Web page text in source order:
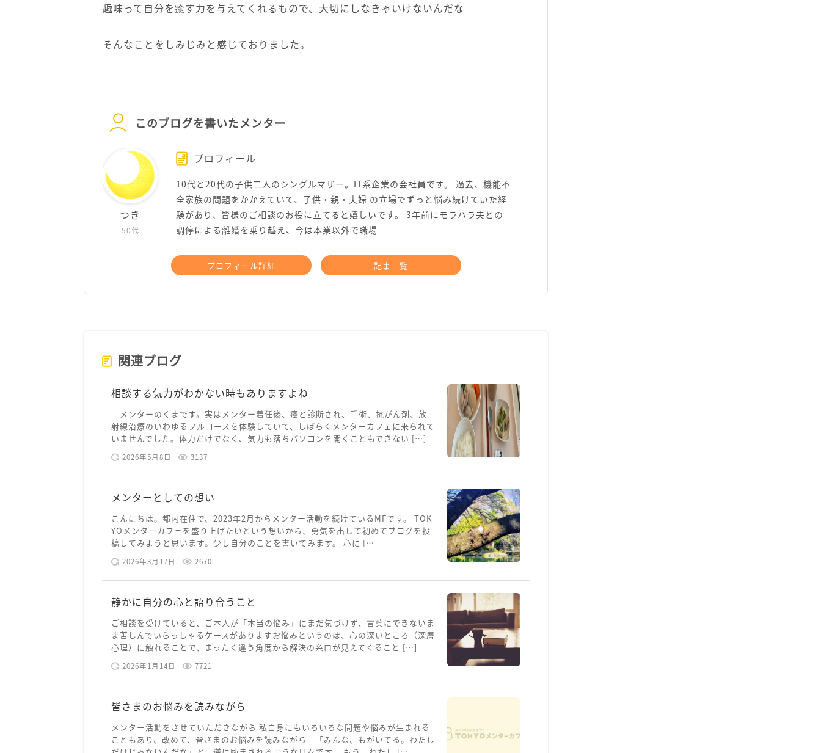
趣味って自分を癒す力を与えてくれるもので、大切にしなきゃいけないんだな
そんなことをしみじみと感じておりました。
このブログを書いたメンター
つき
50代
プロフィール
10代と20代の子供二人のシングルマザー。IT系企業の会社員です。 過去、機能不
全家族の問題をかかえていて、子供・親・夫婦 の立場でずっと悩み続けていた経
験があり、皆様のご相談のお役に立てると嬉しいです。 3年前にモラハラ夫との
調停による離婚を乗り越え、今は本業以外で職場
プロフィール詳細 記事一覧
関連ブログ
相談する気力がわかない時もありますよね
メンターのくまです。実はメンター着任後、癌と診断され、手術、抗がん剤、放
射線治療のいわゆるフルコースを体験していて、しばらくメンターカフェに来られて
いませんでした。体力だけでなく、気力も落ちパソコンを開くこともできない […]
2026年5月8日 3137
メンターとしての想い
こんにちは。都内在住で、2023年2月からメンター活動を続けているMFです。 TOK
YOメンターカフェを盛り上げたいという想いから、勇気を出して初めてブログを投
稿してみようと思います。少し自分のことを書いてみます。 心に […]
2026年3月17日 2670
静かに自分の心と語り合うこと
ご相談を受けていると、ご本人が「本当の悩み」にまだ気づけず、言葉にできないま
ま苦しんでいらっしゃるケースがありますお悩みというのは、心の深いところ（深層
心理）に触れることで、まったく違う角度から解決の糸口が見えてくること […]
2026年1月14日 7721
皆さまのお悩みを読みながら
メンター活動をさせていただきながら 私自身にもいろいろな問題や悩みが生まれる
こともあり、改めて、皆さまのお悩みを読みながら 「みんな、もがいてる。わたし